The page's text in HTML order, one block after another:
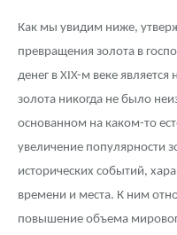
Как мы увидим ниже,
превращения золота в
денег в XIX-м веке
золота никогда не было
основанном на каком-то
увеличение популярности
исторических событий,
времени и места. К ним
повышение объема